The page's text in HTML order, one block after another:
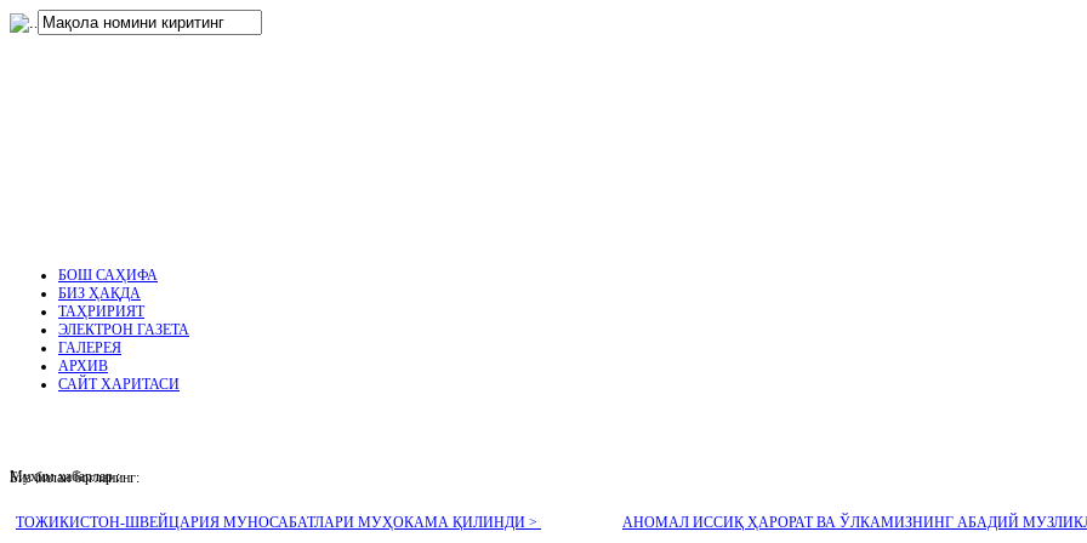
.
БОШ САҲИФА
БИЗ ҲАҚДА
ТАҲРИРИЯТ
ЭЛЕКТРОН ГАЗЕТА
ГАЛЕРЕЯ
АРХИВ
САЙТ ХАРИТАСИ
Муҳим хабарлар :
ТОЖИКИСТОН-ШВЕЙЦАРИЯ МУНОСАБАТЛАРИ МУҲОКАМА ҚИЛИНДИ > АНОМАЛ ИССИҚ ҲАРОРАТ ВА ЎЛКАМИЗНИНГ АБАДИЙ
Биз билан боғланинг: